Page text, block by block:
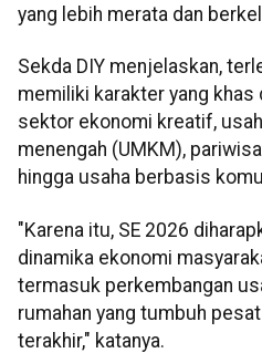
yang lebih merata dan
Sekda DIY menjelaskan,
memiliki karakter yang khas
sektor ekonomi kreatif,
menengah (UMKM),
hingga usaha berbasis
"Karena itu, SE 2026
dinamika ekonomi
termasuk perkembangan
rumahan yang tumbuh
terakhir," katanya.